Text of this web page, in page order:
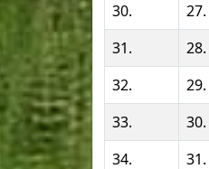
30.
27.
31.
28.
32.
29.
33.
30.
34.
31.